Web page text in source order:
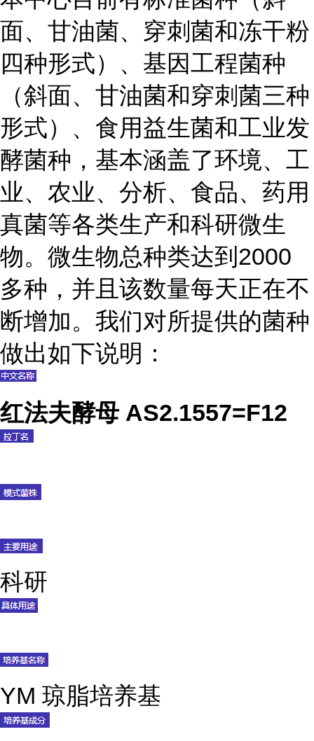
面、甘油菌、穿刺菌和冻干粉
四种形式）、基因工程菌种
（斜面、甘油菌和穿刺菌三种
形式）、食用益生菌和工业发
酵菌种，基本涵盖了环境、工
业、农业、分析、食品、药用
真菌等各类生产和科研微生
物。微生物总种类达到2000
多种，并且该数量每天正在不
断增加。我们对所提供的菌种
做出如下说明：
红法夫酵母 AS2.1557=F12
科研
YM 琼脂培养基